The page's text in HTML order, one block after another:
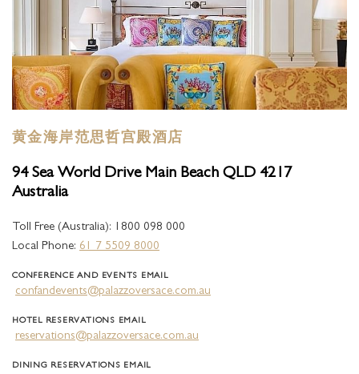
黄金海岸范思哲宫殿酒店
94 Sea World Drive Main Beach QLD 4217
Australia
Toll Free (Australia): 1800 098 000
Local Phone: 61 7 5509 8000
CONFERENCE AND EVENTS EMAIL
confandevents@palazzoversace.com.au
HOTEL RESERVATIONS EMAIL
reservations@palazzoversace.com.au
DINING RESERVATIONS EMAIL